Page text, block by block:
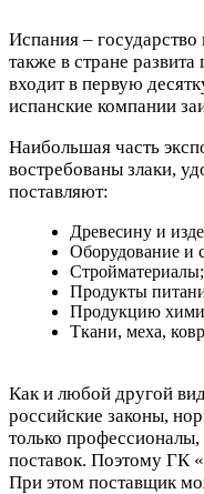
Испания –
также в стране
входит в первую
испанские компании
Наибольшая часть
востребованы злаки,
поставляют:
Древесину и
Оборудование и
Стройматериалы;
Продукты
Продукцию
Ткани, меха,
Как и любой другой
российские законы,
только
поставок. Поэтому ГК
При этом поставщик